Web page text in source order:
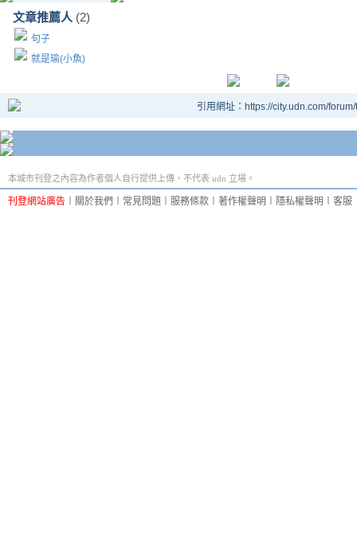
文章推薦人 (2)
句子
就是瑜(小魚)
引用網址：https://city.udn.com/
本城市刊登之內容為作者個人自行提供上傳，不代表 udn 立場。
刊登網站廣告 關於我們 常見問題 服務條款 著作權聲明 隱私權聲明 客服